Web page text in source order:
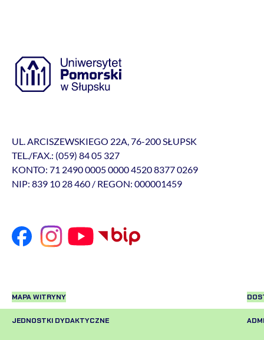
UL. ARCISZEWSKIEGO 22A, 76-200 SŁUPSK
TEL./FAX.: (059) 84 05 327
KONTO: 71 2490 0005 0000 4520 8377 0269
NIP: 839 10 28 460 / REGON: 000001459
MAPA WITRYNY
JEDNOSTKI DYDAKTYCZNE